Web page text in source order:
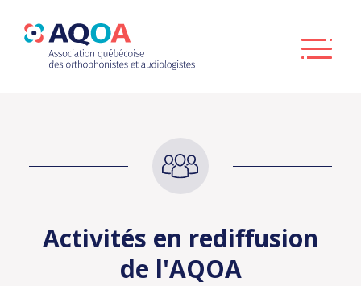
Activités en rediffusion
de l'AQOA